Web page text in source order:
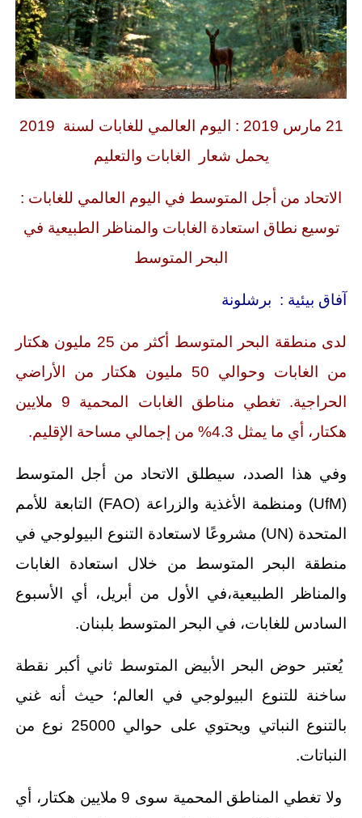
21 مارس 2019 : اليوم العالمي للغابات لسنة 2019
يحمل شعار الغابات والتعليم
الاتحاد من أجل المتوسط في اليوم العالمي للغابات :
توسيع نطاق استعادة الغابات والمناظر الطبيعية في
البحر المتوسط
آفاق بيئية : برشلونة
لدى منطقة البحر المتوسط أكثر من 25 مليون هكتار
من الغابات وحوالي 50 مليون هكتار من الأراضي
الحراجية.
تغطي مناطق الغابات المحمية 9 ملايين
هكتار، أي ما يمثل 4.3% من إجمالي مساحة الإقليم.
وفي هذا الصدد، سيطلق الاتحاد من أجل المتوسط
(UfM) ومنظمة الأغذية والزراعة (FAO) التابعة للأمم
المتحدة (UN) مشروعًا لاستعادة التنوع البيولوجي في
منطقة البحر المتوسط من خلال استعادة الغابات
والمناظر الطبيعية،في الأول من أبريل، أي الأسبوع
السادس للغابات، في البحر المتوسط بلبنان.
يُعتبر حوض البحر الأبيض المتوسط ثاني أكبر نقطة
ساخنة للتنوع البيولوجي في العالم؛ حيث أنه غني
بالتنوع النباتي ويحتوي على حوالي 25000 نوع من
النباتات.
ولا تغطي المناطق المحمية سوى 9 ملايين هكتار، أي